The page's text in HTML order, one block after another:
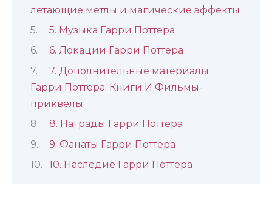
летающие метлы и магические эффекты
5. Музыка Гарри Поттера
6. Локации Гарри Поттера
7. Дополнительные материалы
Гарри Поттера: Книги И Фильмы-
приквелы
8. Награды Гарри Поттера
9. Фанаты Гарри Поттера
10. Наследие Гарри Поттера